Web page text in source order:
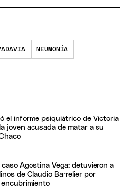
NEUMONÍA
el informe psiquiátrico de Victoria
joven acusada de matar a su
caso Agostina Vega: detuvieron a
de Claudio Barrelier por